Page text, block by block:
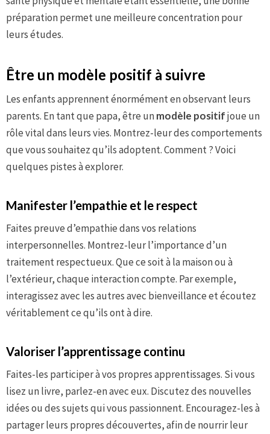
préparation permet une meilleure concentration pour
leurs études.
Être un modèle positif à suivre
Les enfants apprennent énormément en observant leurs
parents. En tant que papa, être unmodèle positifjoue un
rôle vital dans leurs vies. Montrez-leur des comportements
que vous souhaitez qu’ils adoptent. Comment ? Voici
quelques pistes à explorer.
Manifester l’empathie et le respect
Faites preuve d’empathie dans vos relations
interpersonnelles. Montrez-leur l’importance d’un
traitement respectueux. Que ce soit à la maison ou à
l’extérieur, chaque interaction compte. Par exemple,
interagissez avec les autres avec bienveillance et écoutez
véritablement ce qu’ils ont à dire.
Valoriser l’apprentissage continu
Faites-les participer à vos propres apprentissages. Si vous
lisez un livre, parlez-en avec eux. Discutez des nouvelles
idées ou des sujets qui vous passionnent. Encouragez-les à
partager leurs propres découvertes, afin de nourrir leur